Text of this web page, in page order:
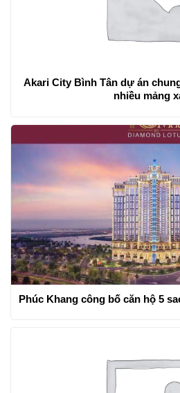
Akari City Bình Tân dự án
nhiều mảng
Phúc Khang công bố căn hộ 5